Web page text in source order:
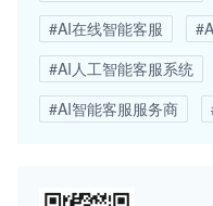
#AI在线智能客服
#AI人工智能客服系统
#AI智能客服服务商